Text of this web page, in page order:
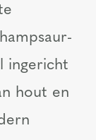
ingericht
hout en